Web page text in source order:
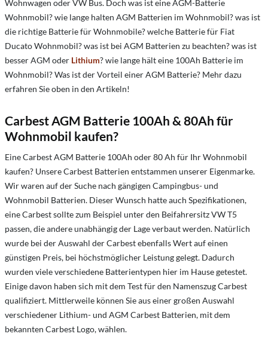
Wohnwagen oder VW Bus. Doch was ist eine AGM-Batterie
Wohnmobil?wie lange halten AGM Batterien im Wohnmobil?was ist
die richtige Batterie für Wohnmobile?welche Batterie für Fiat
Ducato Wohnmobil?was ist bei AGM Batterien zu beachten?was ist
besser AGM oder Lithium?wie lange hält eine 100Ah Batterie im
Wohnmobil?Was ist der Vorteil einer AGM Batterie? Mehr dazu
erfahren Sie oben in den Artikeln!
Carbest AGM Batterie 100Ah & 80Ah für
Wohnmobil kaufen?
Eine Carbest AGM Batterie 100Ah oder 80 Ah für Ihr Wohnmobil
kaufen? Unsere Carbest Batterien entstammen unserer Eigenmarke.
Wir waren auf der Suche nach gängigen Campingbus- und
Wohnmobil Batterien. Dieser Wunsch hatte auch Spezifikationen,
eine Carbest sollte zum Beispiel unter den Beifahrersitz VW T5
passen, die andere unabhängig der Lage verbaut werden. Natürlich
wurde bei der Auswahl der Carbest ebenfalls Wert auf einen
günstigen Preis, bei höchstmöglicher Leistung gelegt. Dadurch
wurden viele verschiedene Batterientypen hier im Hause getestet.
Einige davon haben sich mit dem Test für den Namenszug Carbest
qualifiziert. Mittlerweile können Sie aus einer großen Auswahl
verschiedener Lithium- und AGM Carbest Batterien, mit dem
bekannten Carbest Logo, wählen.